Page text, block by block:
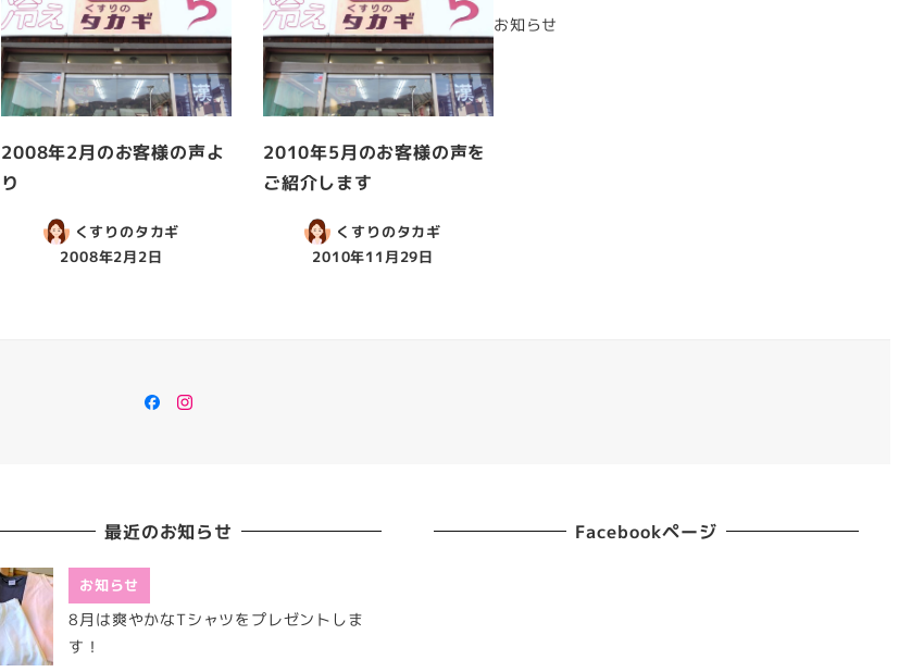
2008年2月のお客様の声よ
り
くすりのタカギ
2008年2月2日
2010年5月のお客様の声を
ご紹介します
くすりのタカギ
2010年11月29日
お知らせ
Facebook
Instagram
最近のお知らせ
お知らせ
8月は爽やかなTシャツをプレゼントしま
す！
Facebookページ